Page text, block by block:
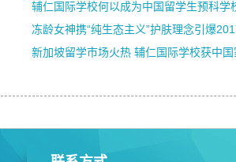
辅仁国际学校何以成为中国留学生预科学
冻龄女神携“纯生态主义”护肤理念引爆
新加坡留学市场火热 辅仁国际学校获中